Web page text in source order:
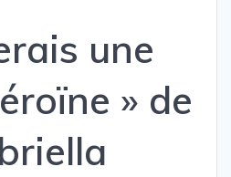
une
» de